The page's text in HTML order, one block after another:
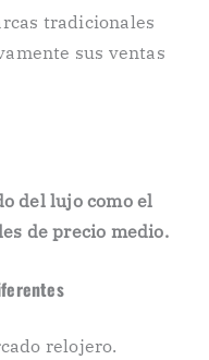
tradicionales
sus ventas
del lujo como el
de precio medio.
relojero.